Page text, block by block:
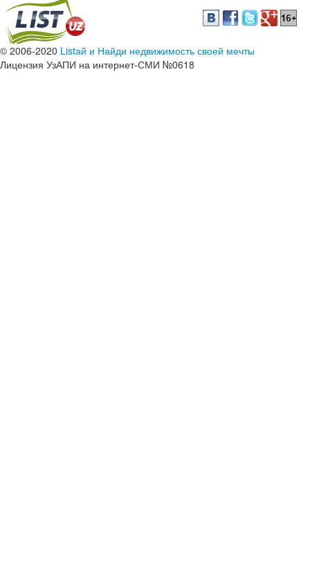
© 2006-2020 Listай и Найди недвижимость своей мечты
Лицензия УзАПИ на интернет-СМИ №0618